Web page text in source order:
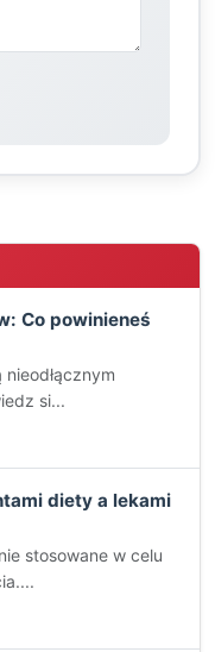
Co powinieneś
nieodłącznym
si...
diety a lekami
stosowane w celu